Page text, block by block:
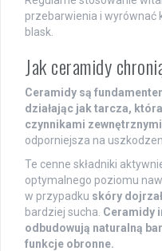
przebarwienia i wyrównać
blask.
Jak ceramidy
Ceramidy są
działając jak tarcza,
czynnikami
odporniejsza na
Te cenne składniki
optymalnego poziomu
w przypadku skóry
bardziej sucha. Ceramidy
odbudowują naturalną
funkcje obronne.